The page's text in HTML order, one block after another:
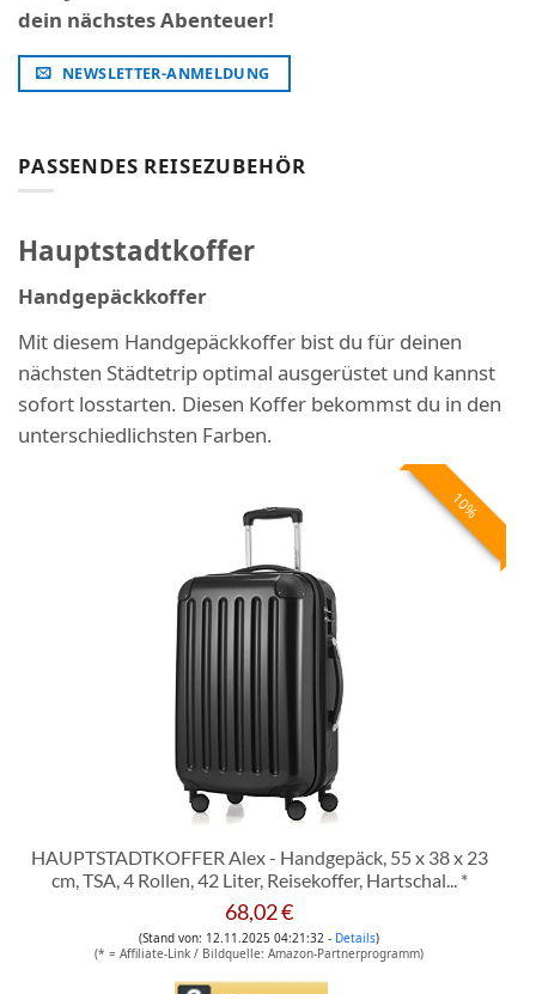
dein nächstes Abenteuer!
NEWSLETTER-ANMELDUNG
PASSENDES REISEZUBEHÖR
Hauptstadtkoffer
Handgepäckkoffer
Mit diesem Handgepäckkoffer bist du für deinen
nächsten Städtetrip optimal ausgerüstet und kannst
sofort losstarten. Diesen Koffer bekommst du in den
unterschiedlichsten Farben.
10%
HAUPTSTADTKOFFER Alex - Handgepäck, 55 x 38 x 23
cm, TSA, 4 Rollen, 42 Liter, Reisekoffer, Hartschal... *
68,02 €
(Stand von: 12.11.2025 04:21:32 - Details)
(* = Affiliate-Link / Bildquelle: Amazon-Partnerprogramm)